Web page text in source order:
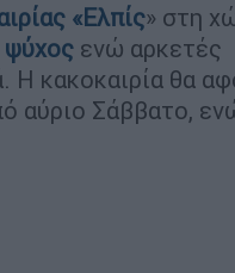
«Ελπίς» στη
ψύχος ενώ αρκετές
Η κακοκαιρία θα
αύριο Σάββατο,